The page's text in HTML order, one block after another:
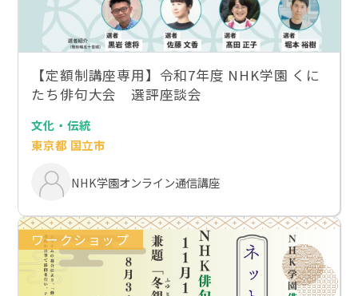
【定額制講座専用】令和7年度 NHK学園 くに
たち俳句大会 選評座談会
文化・伝統
東京都 国立市
NHK学園オンライン通信講座
ワークショップ